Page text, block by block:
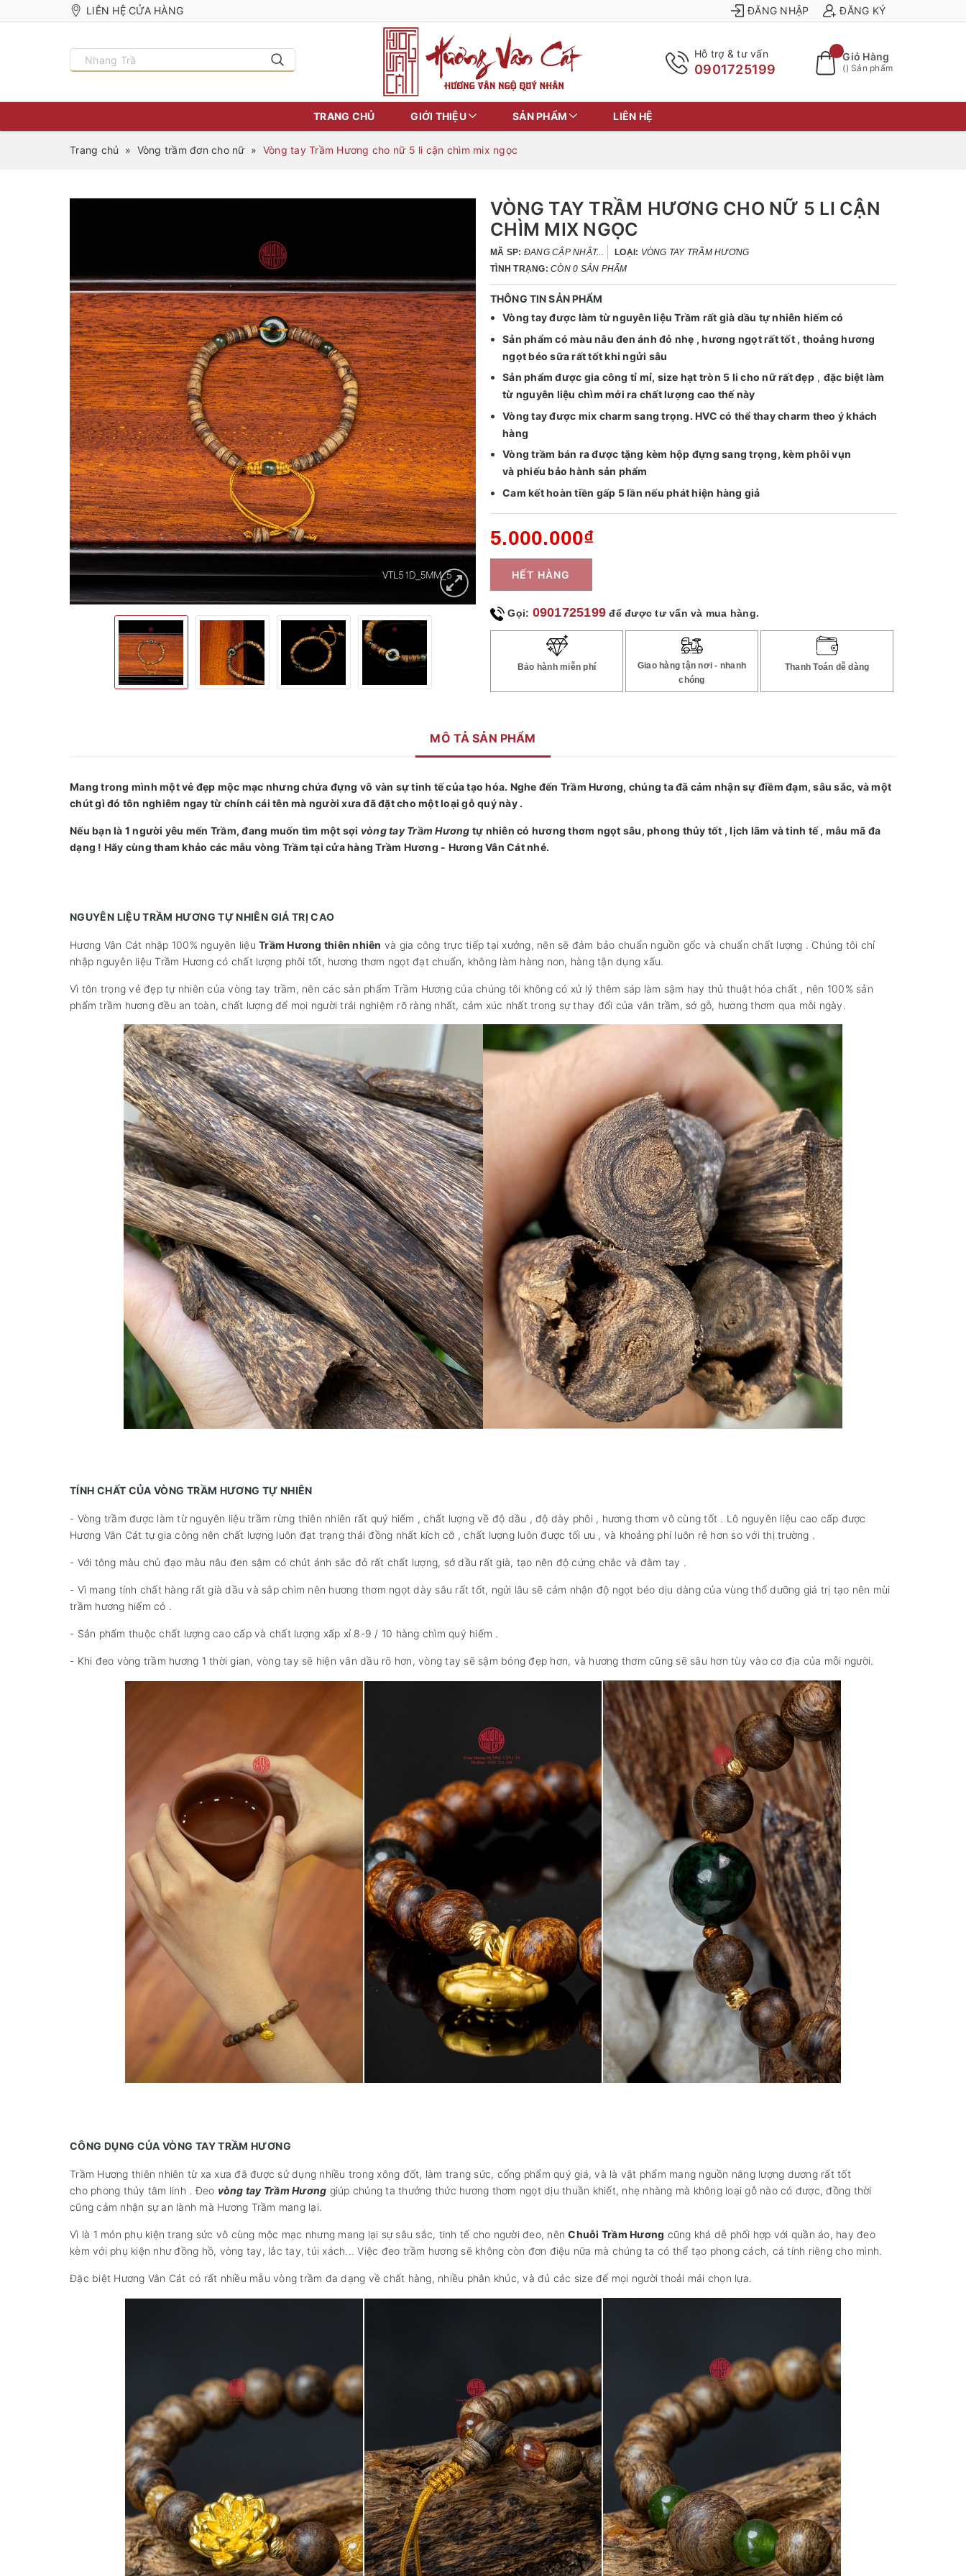
LIÊN HỆ CỬA HÀNG ĐĂNG NHẬP ĐĂNG KÝ
Hỗ trợ & tư vấn
0901725199
Giỏ Hàng
() Sản phẩm
TRANG CHỦ GIỚI THIỆU SẢN PHẨM LIÊN HỆ
Trang chủ » Vòng trầm đơn cho nữ » Vòng tay Trầm Hương cho nữ 5 li cận chìm mix ngọc
VÒNG TAY TRẦM HƯƠNG CHO NỮ 5 LI CẬN
CHÌM MIX NGỌC
MÃ SP: ĐANG CẬP NHẬT... LOẠI: VÒNG TAY TRẦM HƯƠNG
TÌNH TRẠNG: CÒN 0 SẢN PHẨM
THÔNG TIN SẢN PHẨM
Vòng tay được làm từ nguyên liệu Trầm rất già dầu tự nhiên hiếm có
Sản phẩm có màu nâu đen ánh đỏ nhẹ , hương ngọt rất tốt , thoảng hương
ngọt béo sữa rất tốt khi ngửi sâu
Sản phẩm được gia công tỉ mỉ, size hạt tròn 5 li cho nữ rất đẹp, đặc biệt làm
từ nguyên liệu chìm mới ra chất lượng cao thế này
Vòng tay được mix charm sang trọng. HVC có thể thay charm theo ý khách
hàng
Vòng trầm bán ra được tặng kèm hộp đựng sang trọng, kèm phôi vụn
và phiếu bảo hành sản phẩm
Cam kết hoàn tiền gấp 5 lần nếu phát hiện hàng giả
5.000.000₫
HẾT HÀNG
Gọi: 0901725199 để được tư vấn và mua hàng.
Bảo hành miễn phí
Giao hàng tận nơi - nhanh
chóng
Thanh Toán dễ dàng
MÔ TẢ SẢN PHẨM
Mang trong mình một vẻ đẹp mộc mạc nhưng chứa đựng vô vàn sự tinh tế của tạo hóa. Nghe đến Trầm Hương, chúng ta đã cảm nhận sự điềm đạm, sâu sắc, và một
chút gì đó tôn nghiêm ngay từ chính cái tên mà người xưa đã đặt cho một loại gỗ quý này .
Nếu bạn là 1 người yêu mến Trầm, đang muốn tìm một sợi vòng tay Trầm Hương tự nhiên có hương thơm ngọt sâu, phong thủy tốt , lịch lãm và tinh tế , mẫu mã đa
dạng ! Hãy cùng tham khảo các mẫu vòng Trầm tại cửa hàng Trầm Hương - Hương Vân Cát nhé.
NGUYÊN LIỆU TRẦM HƯƠNG TỰ NHIÊN GIÁ TRỊ CAO
Hương Vân Cát nhập 100% nguyên liệu Trầm Hương thiên nhiên và gia công trực tiếp tại xưởng, nên sẽ đảm bảo chuẩn nguồn gốc và chuẩn chất lượng . Chúng tôi chỉ
nhập nguyên liệu Trầm Hương có chất lượng phôi tốt, hương thơm ngọt đạt chuẩn, không làm hàng non, hàng tận dụng xấu.
Vì tôn trọng vẻ đẹp tự nhiên của vòng tay trầm, nên các sản phẩm Trầm Hương của chúng tôi không có xử lý thêm sáp làm sậm hay thủ thuật hóa chất , nên 100% sản
phẩm trầm hương đều an toàn, chất lượng để mọi người trải nghiệm rõ ràng nhất, cảm xúc nhất trong sự thay đổi của vân trầm, sớ gỗ, hương thơm qua mỗi ngày.
TÍNH CHẤT CỦA VÒNG TRẦM HƯƠNG TỰ NHIÊN
- Vòng trầm được làm từ nguyên liệu trầm rừng thiên nhiên rất quý hiếm , chất lượng về độ dầu , độ dày phôi , hương thơm vô cùng tốt . Lô nguyên liệu cao cấp được
Hương Vân Cát tự gia công nên chất lượng luôn đạt trạng thái đồng nhất kích cỡ , chất lượng luôn được tối ưu , và khoảng phí luôn rẻ hơn so với thị trường .
- Với tông màu chủ đạo màu nâu đen sậm có chút ánh sắc đỏ rất chất lượng, sớ dầu rất già, tạo nên độ cứng chắc và đằm tay .
- Vì mang tính chất hàng rất già dầu và sắp chìm nên hương thơm ngọt dày sâu rất tốt, ngửi lâu sẽ cảm nhận độ ngọt béo dịu dàng của vùng thổ dưỡng giá trị tạo nên mùi
trầm hương hiếm có .
- Sản phẩm thuộc chất lượng cao cấp và chất lượng xấp xỉ 8-9 / 10 hàng chìm quý hiếm .
- Khi đeo vòng trầm hương 1 thời gian, vòng tay sẽ hiện vân dầu rõ hơn, vòng tay sẽ sậm bóng đẹp hơn, và hương thơm cũng sẽ sâu hơn tùy vào cơ địa của mỗi người.
CÔNG DỤNG CỦA VÒNG TAY TRẦM HƯƠNG
Trầm Hương thiên nhiên từ xa xưa đã được sử dụng nhiều trong xông đốt, làm trang sức, cống phẩm quý giá, và là vật phẩm mang nguồn năng lượng dương rất tốt
cho phong thủy tâm linh . Đeo vòng tay Trầm Hương giúp chúng ta thưởng thức hương thơm ngọt dịu thuần khiết, nhẹ nhàng mà không loại gỗ nào có được, đồng thời
cũng cảm nhận sự an lành mà Hương Trầm mang lại.
Vì là 1 món phụ kiện trang sức vô cùng mộc mạc nhưng mang lại sự sâu sắc, tinh tế cho người đeo, nênChuỗi Trầm Hương cũng khá dễ phối hợp với quần áo, hay đeo
kèm với phụ kiện như đồng hồ, vòng tay, lắc tay, túi xách... Việc đeo trầm hương sẽ không còn đơn điệu nữa mà chúng ta có thể tạo phong cách, cá tính riêng cho mình.
Đặc biệt Hương Vân Cát có rất nhiều mẫu vòng trầm đa dạng về chất hàng, nhiều phân khúc, và đủ các size để mọi người thoải mái chọn lựa.